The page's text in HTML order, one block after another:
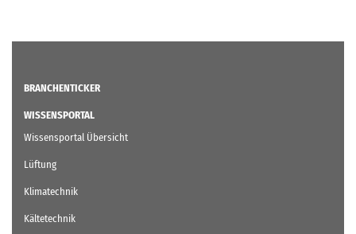
BRANCHENTICKER
WISSENSPORTAL
Wissensportal Übersicht
Lüftung
Klimatechnik
Kältetechnik